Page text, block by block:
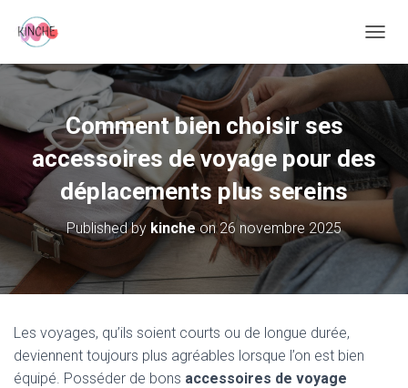
U
F
E
R
E
Comment bien choisir ses
accessoires de voyage pour des
déplacements plus sereins
Published by kincheon26 novembre 2025
Les voyages, qu’ils soient courts ou de longue durée,
deviennent toujours plus agréables lorsque l’on est bien
équipé. Posséder de bons accessoires de voyage